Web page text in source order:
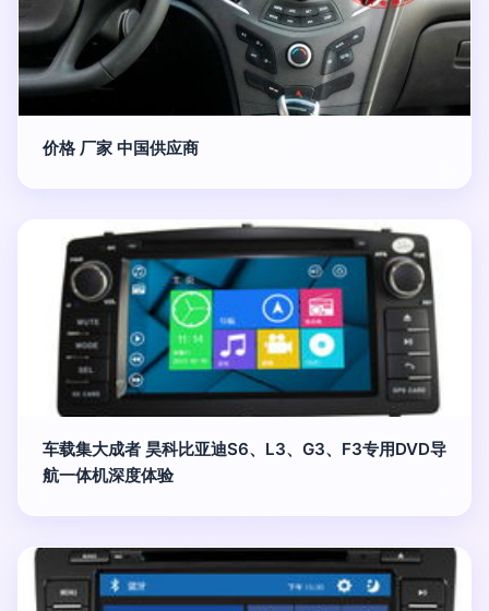
价格 厂家 中国供应商
车载集大成者 昊科比亚迪S6、L3、G3、F3专用DVD导
航一体机深度体验